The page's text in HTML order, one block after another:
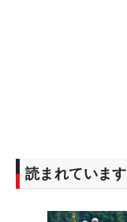
読まれています